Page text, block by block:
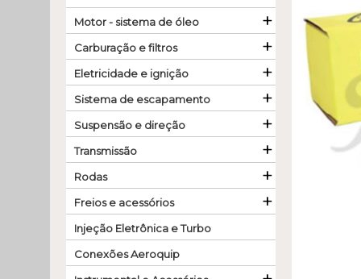
Motor - sistema de óleo +
Carburação e filtros +
Eletricidade e ignição +
Sistema de escapamento +
Suspensão e direção +
Transmissão +
Rodas +
Freios e acessórios +
Injeção Eletrônica e Turbo
Conexões Aeroquip